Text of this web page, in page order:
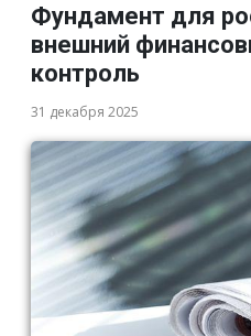
Фундамент для
внешний
контроль
31 декабря 2025